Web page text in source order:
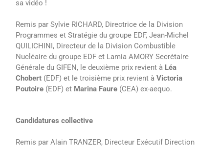
sa vidéo !
Remis par Sylvie RICHARD, Directrice de la Division
Programmes et Stratégie du groupe EDF, Jean-Michel
QUILICHINI, Directeur de la Division Combustible
Nucléaire du groupe EDF et Lamia AMORY Secrétaire
Générale du GIFEN, le deuxième prix revient à Léa
Chobert (EDF) et le troisième prix revient àVictoria
Poutoire (EDF) et Marina Faure (CEA) ex-aequo.
Candidatures collective
Remis par Alain TRANZER, Directeur Exécutif Direction